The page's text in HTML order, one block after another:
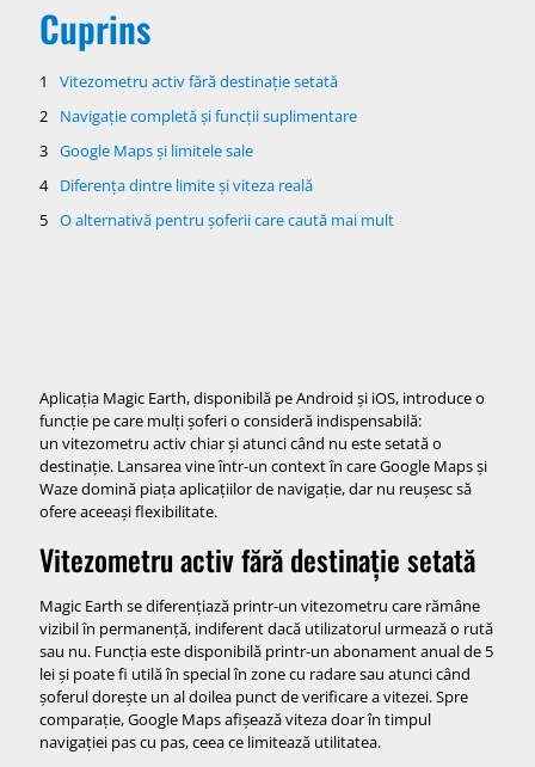
Cuprins
Vitezometru activ fără destinație setată
Navigație completă și funcții suplimentare
Google Maps și limitele sale
Diferența dintre limite și viteza reală
O alternativă pentru șoferii care caută mai mult
Aplicația Magic Earth, disponibilă pe Android și iOS, introduce o
funcție pe care mulți șoferi o consideră indispensabilă:
un vitezometru activ chiar și atunci când nu este setată o
destinație. Lansarea vine într-un context în care Google Maps și
Waze domină piața aplicațiilor de navigație, dar nu reușesc să
ofere aceeași flexibilitate.
Vitezometru activ fără destinație setată
Magic Earth se diferențiază printr-un vitezometru care rămâne
vizibil în permanență, indiferent dacă utilizatorul urmează o rută
sau nu. Funcția este disponibilă printr-un abonament anual de 5
lei și poate fi utilă în special în zone cu radare sau atunci când
șoferul dorește un al doilea punct de verificare a vitezei. Spre
comparație, Google Maps afișează viteza doar în timpul
navigației pas cu pas, ceea ce limitează utilitatea.